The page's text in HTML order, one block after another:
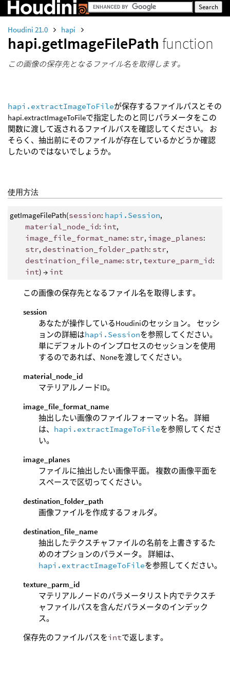
Houdini 21.0 hapi
hapi.getImageFilePath function
この画像の保存先となるファイル名を取得します。
hapi.extractImageToFileが保存するファイルパスとその
hapi.extractImageToFileで指定したのと同じパラメータをこの
関数に渡して返されるファイルパスを確認してください。 お
そらく、抽出前にそのファイルが存在しているかどうか確認
したいのではないでしょうか。
使用方法
getImageFilePath(session: hapi.Session,
material_node_id: int,
image_file_format_name: str, image_planes:
str, destination_folder_path: str,
destination_file_name: str, texture_parm_id:
int) → int
この画像の保存先となるファイル名を取得します。
session
あなたが操作しているHoudiniのセッション。 セッシ
ョンの詳細はhapi.Sessionを参照してください。
単にデフォルトのインプロセスのセッションを使用
するのであれば、Noneを渡してください。
material_node_id
マテリアルノードID。
image_file_format_name
抽出したい画像のファイルフォーマット名。 詳細
は、 hapi.extractImageToFileを参照してくださ
い。
image_planes
ファイルに抽出したい画像平面。 複数の画像平面を
スペースで区切ってください。
destination_folder_path
画像ファイルを作成するフォルダ。
destination_file_name
抽出したテクスチャファイルの名前を上書きするた
めのオプションのパラメータ。 詳細は、
hapi.extractImageToFileを参照してください。
texture_parm_id
マテリアルノードのパラメータリスト内でテクスチ
ャファイルパスを含んだパラメータのインデック
ス。
保存先のファイルパスをintで返します。